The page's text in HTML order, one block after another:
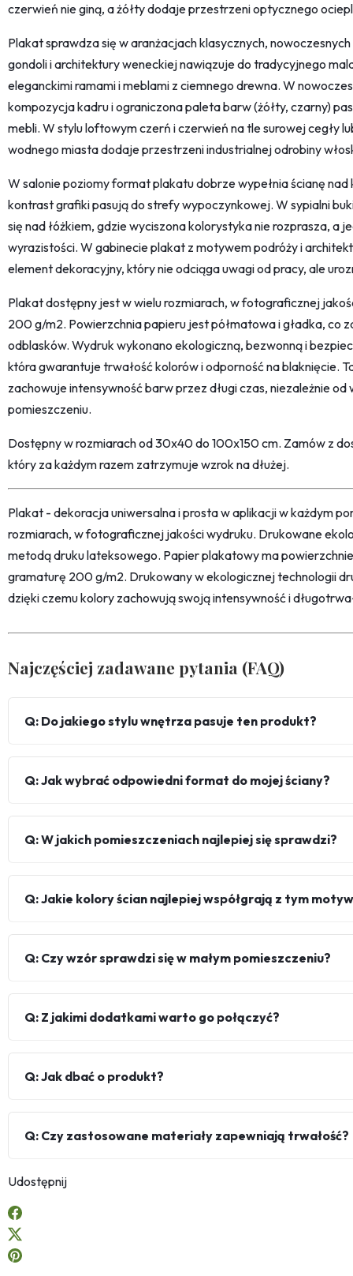
czerwień nie giną, a żółty dodaje przestrzeni optycznego
Plakat sprawdza się w aranżacjach klasycznych,
gondoli i architektury weneckiej nawiązuje do tradycyjnego
eleganckimi ramami i meblami z ciemnego drewna. W
kompozycja kadru i ograniczona paleta barw (żółty, czarny)
mebli. W stylu loftowym czerń i czerwień na tle surowej cegły
wodnego miasta dodaje przestrzeni industrialnej odrobiny
W salonie poziomy format plakatu dobrze wypełnia ścianę
kontrast grafiki pasują do strefy wypoczynkowej. W sypialni
się nad łóżkiem, gdzie wyciszona kolorystyka nie rozprasza, a
wyrazistości. W gabinecie plakat z motywem podróży i
element dekoracyjny, który nie odciąga uwagi od pracy, ale
Plakat dostępny jest w wielu rozmiarach, w fotograficznej
200 g/m2. Powierzchnia papieru jest półmatowa i gładka, co
odblasków. Wydruk wykonano ekologiczną, bezwonną i
która gwarantuje trwałość kolorów i odporność na blaknięcie.
zachowuje intensywność barw przez długi czas, niezależnie
pomieszczeniu.
Dostępny w rozmiarach od 30x40 do 100x150 cm. Zamów z
który za każdym razem zatrzymuje wzrok na dłużej.
Plakat - dekoracja uniwersalna i prosta w aplikacji w każdym
rozmiarach, w fotograficznej jakości wydruku. Drukowane
metodą druku lateksowego. Papier plakatowy ma
gramaturę 200 g/m2. Drukowany w ekologicznej technologii
dzięki czemu kolory zachowują swoją intensywność i
Najczęściej zadawane pytania (FAQ)
Q: Do jakiego stylu wnętrza pasuje ten produkt?
Q: Jak wybrać odpowiedni format do mojej ściany?
Q: W jakich pomieszczeniach najlepiej się sprawdzi?
Q: Jakie kolory ścian najlepiej współgrają z tym
Q: Czy wzór sprawdzi się w małym pomieszczeniu?
Q: Z jakimi dodatkami warto go połączyć?
Q: Jak dbać o produkt?
Q: Czy zastosowane materiały zapewniają trwałość?
Udostępnij